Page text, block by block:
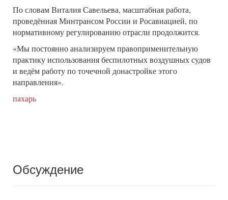
По словам Виталия Савельева, масштабная работа,
проведённая Минтрансом России и Росавиацией, по
нормативному регулированию отрасли продолжится.
«Мы постоянно анализируем правоприменительную
практику использования беспилотных воздушных судов
и ведём работу по точечной донастройке этого
направления».
пахарь
Обсуждение